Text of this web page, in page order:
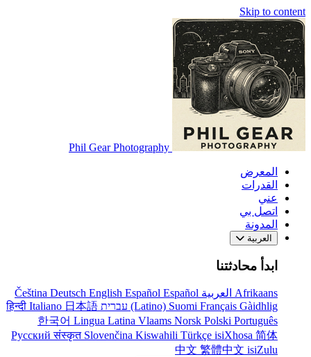
Skip to content
Phil Gear Photography
المعرض
القدرات
عني
اتصل بي
المدونة
العربية
ابدأ محادثتنا
Afrikaans العربية Čeština Deutsch English Español Español
(Latino) Suomi Français Gàidhlig עברית हिन्दी Italiano 日本語
한국어 Lingua Latina Vlaams Norsk Polski Português
Русскийसंस्कृत Slovenčina Kiswahili Türkçe isiXhosa 简体
中文 繁體中文 isiZulu